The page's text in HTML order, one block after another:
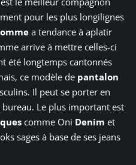
pour les plus longilignes
a tendance à aplatir
arrive à mettre celles-ci
été longtemps cantonnés
ce modèle de pantalon
Il peut se porter en
Le plus important est
comme Oni Denim et
sages à base de ses jeans